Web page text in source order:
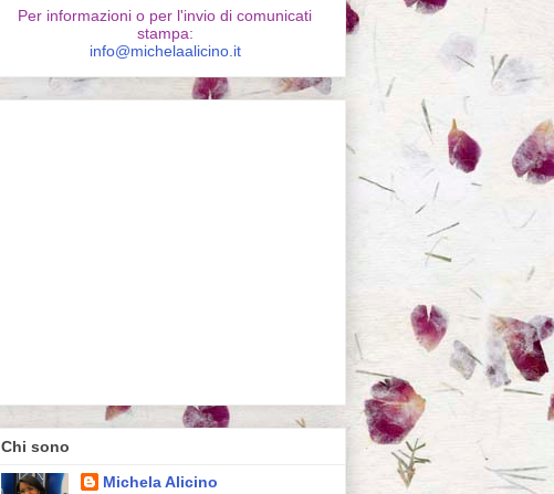
Per informazioni o per l'invio di comunicati
stampa:
info@michelaalicino.it
Chi sono
Michela Alicino